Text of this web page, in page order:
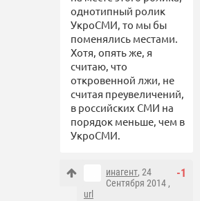
однотипный ролик
УкроСМИ, то мы бы
поменялись местами.
Хотя, опять же, я
считаю, что
откровенной лжи, не
считая преувеличений,
в российских СМИ на
порядок меньше, чем в
УкроСМИ.
-1
инагент, 24
Сентября 2014 ,
url